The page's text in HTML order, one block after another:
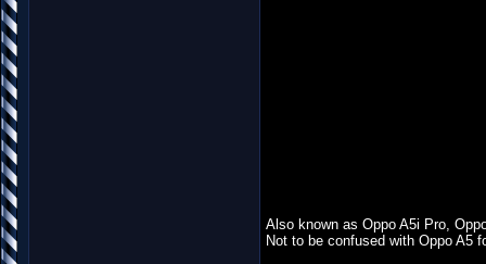
Also known as Oppo A5i Pro,
Not to be confused with Oppo A5